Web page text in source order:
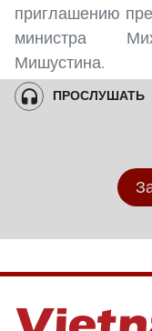
приглашению
министра
Мишустина.
ПРОСЛУШАТЬ